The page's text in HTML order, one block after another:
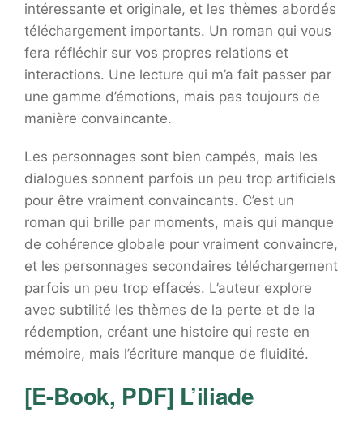
intéressante et originale, et les thèmes abordés
téléchargement importants. Un roman qui vous
fera réfléchir sur vos propres relations et
interactions. Une lecture qui m’a fait passer par
une gamme d’émotions, mais pas toujours de
manière convaincante.
Les personnages sont bien campés, mais les
dialogues sonnent parfois un peu trop artificiels
pour être vraiment convaincants. C’est un
roman qui brille par moments, mais qui manque
de cohérence globale pour vraiment convaincre,
et les personnages secondaires téléchargement
parfois un peu trop effacés. L’auteur explore
avec subtilité les thèmes de la perte et de la
rédemption, créant une histoire qui reste en
mémoire, mais l’écriture manque de fluidité.
[E-Book, PDF] L’iliade